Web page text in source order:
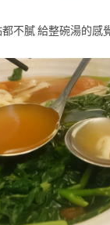
不膩 給整碗湯的感